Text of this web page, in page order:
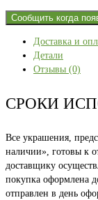
Сообщить когда
Доставка и
Детали
Отзывы (0)
СРОКИ
Все украшения,
наличии», готовы к
доставщику
покупка оформлена
отправлен в день